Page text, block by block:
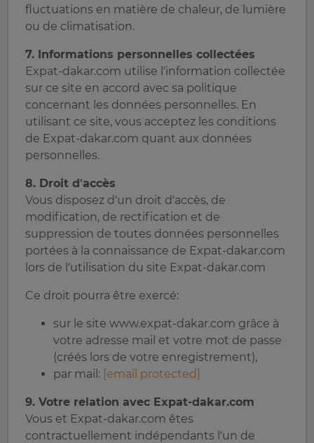
fluctuations en matière de chaleur, de lumière
ou de climatisation.
7. Informations personnelles collectées
Expat-dakar.com utilise l’information collectée
sur ce site en accord avec sa politique
concernant les données personnelles. En
utilisant ce site, vous acceptez les conditions
de Expat-dakar.com quant aux données
personnelles.
8. Droit d’accès
Vous disposez d’un droit d’accès, de
modification, de rectification et de
suppression de toutes données personnelles
portées à la connaissance de Expat-dakar.com
lors de l’utilisation du site Expat-dakar.com
Ce droit pourra être exercé:
sur le site www.expat-dakar.com grâce à
votre adresse mail et votre mot de passe
(créés lors de votre enregistrement),
par mail: [email protected]
9. Votre relation avec Expat-dakar.com
Vous et Expat-dakar.com êtes
contractuellement indépendants l’un de